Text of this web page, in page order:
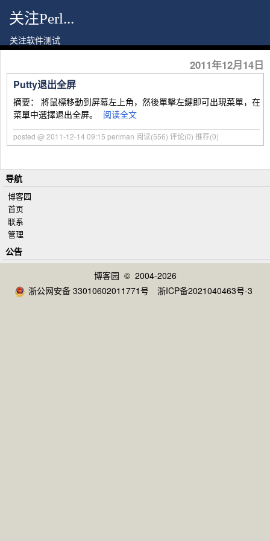
关注Perl...
关注软件测试
2011年12月14日
Putty退出全屏
摘要： 將鼠標移動到屏幕左上角，然後單擊左鍵即可出現菜單，在
菜單中選擇退出全屏。
阅读全文
posted @ 2011-12-14 09:15 perlman 阅读(556) 评论(0) 推荐(0)
导航
博客园
首页
联系
管理
公告
博客园 © 2004-2026
浙公网安备 33010602011771号
浙ICP备2021040463号-3